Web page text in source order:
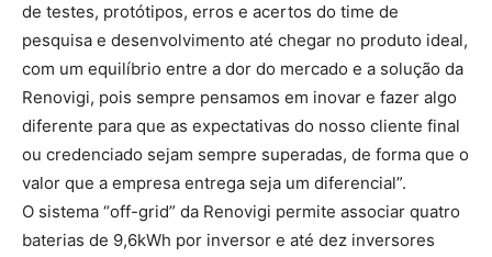
de testes, protótipos, erros e acertos do time de
pesquisa e desenvolvimento até chegar no produto ideal,
com um equilíbrio entre a dor do mercado e a solução da
Renovigi, pois sempre pensamos em inovar e fazer algo
diferente para que as expectativas do nosso cliente final
ou credenciado sejam sempre superadas, de forma que o
valor que a empresa entrega seja um diferencial”.
O sistema “off-grid” da Renovigi permite associar quatro
baterias de 9,6kWh por inversor e até dez inversores